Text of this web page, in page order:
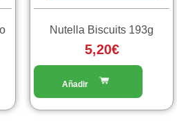
Nutella Biscuits 193g
5,20€